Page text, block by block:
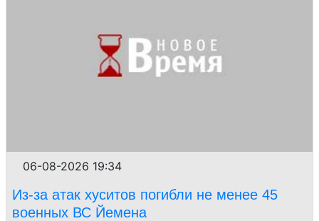
06-08-2026 19:34
Из-за атак хуситов погибли не менее 45
военных ВС Йемена